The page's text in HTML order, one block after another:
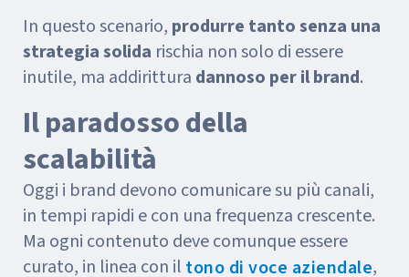
In questo scenario, produrre tanto senza una
strategia solida rischia non solo di essere
inutile, ma addirittura dannoso per il brand.
Il paradosso della
scalabilità
Oggi i brand devono comunicare su più canali,
in tempi rapidi e con una frequenza crescente.
Ma ogni contenuto deve comunque essere
curato, in linea con il tono di voce aziendale,